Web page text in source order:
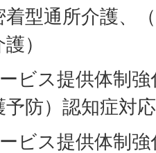
着型通所介護、
）
ビス提供体制
予防）認知症対
ビス提供体制